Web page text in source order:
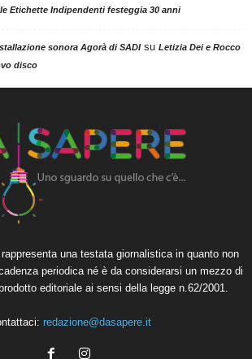
Etichette Indipendenti festeggia 30 anni
sonora Agorà di SADIsu Letizia Dei e Rocco
disco
una testata giornalistica in quanto non
periodica né è da considerarsi un mezzo di
editoriale ai sensi della legge n.62/2001.
redazione@dasapere.it